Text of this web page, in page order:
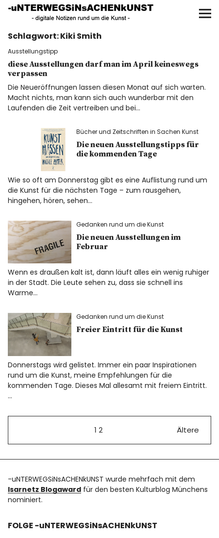
UNTERWEGS IN SACHEN
KUNST
Start
AKTUELLE AUSSTELLUNGEN
KUNSTSPAZIERGÄNGE
UNSER BUCH
f I P
Schlagwort:Kiki Smith
Ausstellungstipp
diese Ausstellungen darf man im April keineswegs
verpassen
Die Neueröffnungen lassen diesen Monat auf sich warten.
Macht nichts, man kann sich auch wunderbar mit den
Laufenden die Zeit vertreiben und bei…
Bücher und Zeitschriften in Sachen Kunst
Die neuen Ausstellungstipps für
die kommenden Tage
Wie so oft am Donnerstag gibt es eine Auflistung rund um
die Kunst für die nächsten Tage – zum rausgehen,
hingehen, hören, sehen…
Gedanken rund um die Kunst
Die neuen Ausstellungen im
Februar
Wenn es draußen kalt ist, dann läuft alles ein wenig ruhiger
in der Stadt. Die Leute sehen zu, dass sie schnell ins
Warme…
Gedanken rund um die Kunst
Freier Eintritt für die Kunst
Donnerstags wird gelistet. Immer ein paar Inspirationen
rund um die Kunst, meine Empfehlungen für die
kommenden Tage. Dieses Mal allesamt mit freiem Eintritt.
…
1 2 Ältere
-uNTERWEGSiNsACHENkUNST wurde mehrfach mit dem
Isarnetz Blogaward für den besten Kulturblog Münchens
nominiert.
FOLGE -uNTERWEGSiNsACHENkUNST